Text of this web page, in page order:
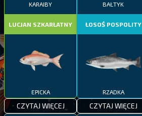
KARAIBY
LUCJAN SZKARŁATNY
EPICKA
CZYTAJ WIĘCEJ
BAŁTYK
ŁOSOŚ POSPOLITY
RZADKA
CZYTAJ WIĘCEJ